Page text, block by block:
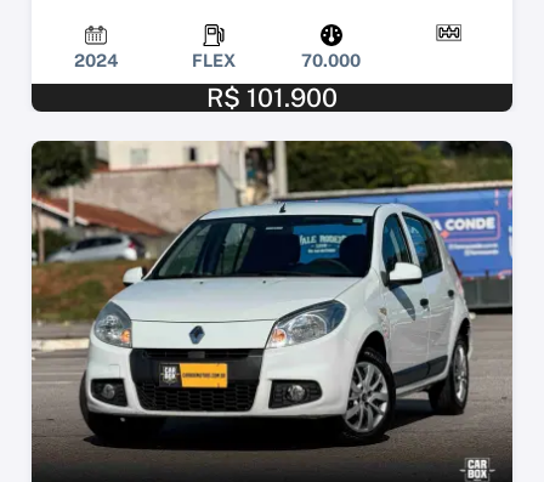
2024 FLEX 70.000
R$ 101.900